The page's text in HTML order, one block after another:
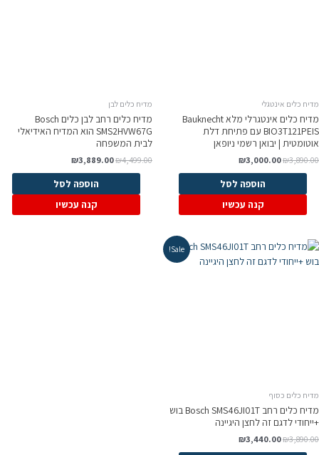
כלים אינטגלי
מדיח כלים אינטגרלי מלא Bauknecht
BIO3T121PEIS עם פתיחת דלת
| יבואן רשמי ניופאן
₪
₪3,000.00
הוספה לסל
קנה עכשיו
מדיח כלים לבן
מדיח כלים רחב לבן כלים Bosch
SMS2HVW67G הוא המדיח האידיאלי
לבית המשפחה
₪4,499.00
₪3,889.00
הוספה לסל
קנה עכשיו
Sale!
כלים כסוף
מדיח כלים ‏רחב Bosch SMS46JI01T בוש
לדגם זה לחצן היגיינה
₪
₪3,440.00